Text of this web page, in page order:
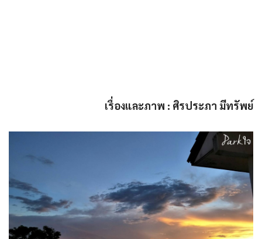
เรื่องและภาพ : ศิรประภา มีทรัพย์